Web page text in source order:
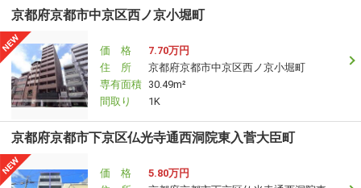
京都府京都市中京区西ノ京小堀町
価 格
7.70万円
住 所
京都府京都市中京区西ノ京小堀町
専有面積 30.49m²
間取り
1K
京都府京都市下京区仏光寺通西洞院東入菅大臣町
価 格
5.80万円